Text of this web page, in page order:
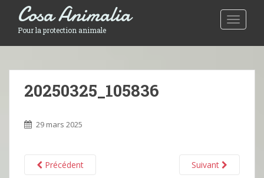
Toggle
Cosa Animalia
Pour la protection animale
20250325_105836
29 mars 2025
Précédent Suivant